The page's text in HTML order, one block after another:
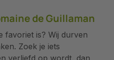
de Guillaman
favoriet is? Wij durven
Zoek je iets